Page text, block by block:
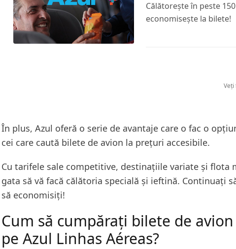
Călătorește în peste
economisește la bilete!
Veți
În plus, Azul oferă o serie de avantaje care o fac o
cei care caută bilete de avion la prețuri accesibile.
Cu tarifele sale competitive, destinațiile variate și flota
gata să vă facă călătoria specială și ieftină. Continuați
să economisiți!
Cum să cumpărați bilete de
pe Azul Linhas Aéreas?